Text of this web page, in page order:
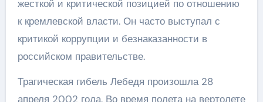
жесткой и критической позицией по отношению
к кремлевской власти. Он часто выступал с
критикой коррупции и безнаказанности в
российском правительстве.
Трагическая гибель Лебедя произошла 28
апреля 2002 года. Во время полета на вертолете